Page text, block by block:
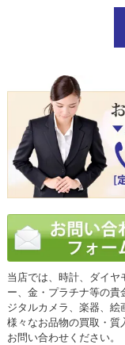
当店では、時計、ダイヤ
ー、金・プラチナ等の
ジタルカメラ、楽器、
様々なお品物の買取・質
お問い合わせください。